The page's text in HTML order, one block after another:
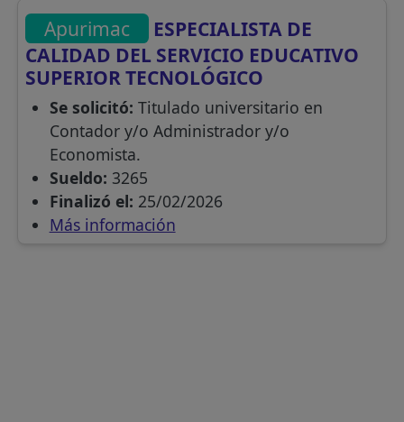
Apurimac
ESPECIALISTA DE
CALIDAD DEL SERVICIO EDUCATIVO
SUPERIOR TECNOLÓGICO
Se solicitó: Titulado universitario en
Contador y/o Administrador y/o
Economista.
Sueldo: 3265
Finalizó el: 25/02/2026
Más información